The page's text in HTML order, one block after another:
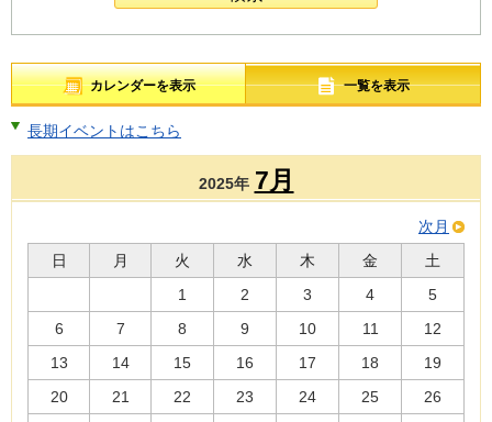
カレンダーを表示 一覧を表示
長期イベントはこちら
2025年 7月
次月
日
月 火 水 木 金
土
1
2 3 4
5
6
7 8 9 10 11
12
13
14 15 16 17 18
19
20
21 22 23 24 25
26